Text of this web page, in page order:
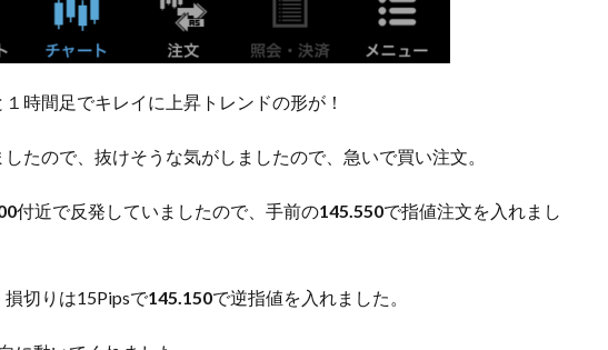
時間足でキレイに上昇トレンドの形が！
たので、抜けそうな気がしましたので、急いで買い注文。
付近で反発していましたので、手前の145.550で指値注文を入れまし
切りは15Pipsで145.150で逆指値を入れました。